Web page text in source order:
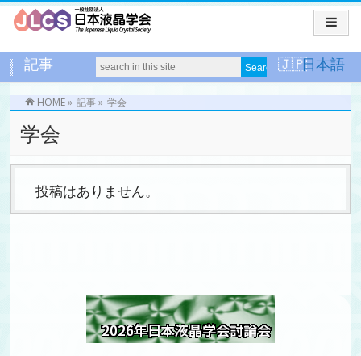
記事 日本語
HOME» 記事» 学会
学会
投稿はありません。